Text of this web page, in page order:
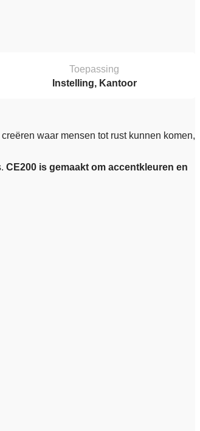
Toepassing
Instelling, Kantoor
waar mensen tot rust kunnen komen,
CE200 is gemaakt om accentkleuren en